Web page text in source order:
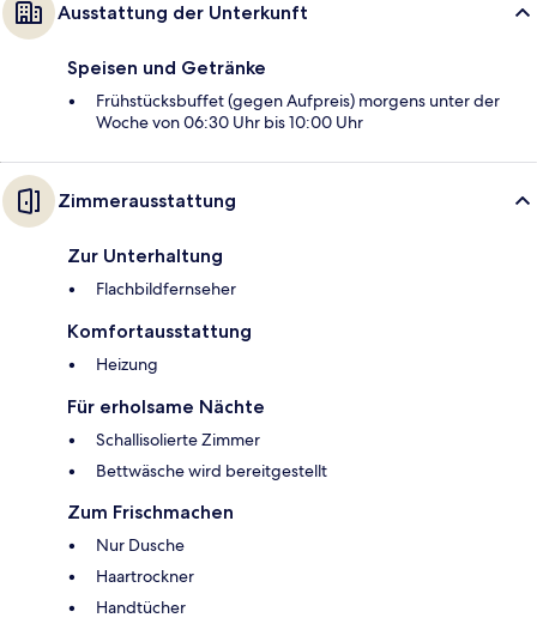
Ausstattung der Unterkunft
Speisen und Getränke
Frühstücksbuffet (gegen Aufpreis) morgens unter der
Woche von 06:30 Uhr bis 10:00 Uhr
Zimmerausstattung
Zur Unterhaltung
Flachbildfernseher
Komfortausstattung
Heizung
Für erholsame Nächte
Schallisolierte Zimmer
Bettwäsche wird bereitgestellt
Zum Frischmachen
Nur Dusche
Haartrockner
Handtücher